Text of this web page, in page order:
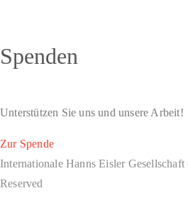
Spenden
Unterstützen Sie uns und unsere Arbeit!
Zur Spende
Internationale Hanns Eisler
Reserved